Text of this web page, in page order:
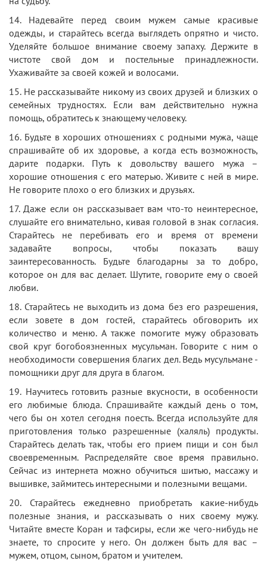
14. Надевайте перед своим мужем самые красивые
одежды, и старайтесь всегда выглядеть опрятно и чисто.
Уделяйте большое внимание своему запаху. Держите в
чистоте свой дом и постельные принадлежности.
Ухаживайте за своей кожей и волосами.
15. Не рассказывайте никому из своих друзей и близких о
семейных трудностях. Если вам действительно нужна
помощь, обратитесь к знающему человеку.
16. Будьте в хороших отношениях с родными мужа, чаще
спрашивайте об их здоровье, а когда есть возможность,
дарите подарки. Путь к довольству вашего мужа –
хорошие отношения с его матерью. Живите с ней в мире.
Не говорите плохо о его близких и друзьях.
17. Даже если он рассказывает вам что-то неинтересное,
слушайте его внимательно, кивая головой в знак согласия.
Старайтесь не перебивать его и время от времени
задавайте вопросы, чтобы показать вашу
заинтересованность. Будьте благодарны за то добро,
которое он для вас делает. Шутите, говорите ему о своей
любви.
18. Старайтесь не выходить из дома без его разрешения,
если зовете в дом гостей, старайтесь обговорить их
количество и меню. А также помогите мужу образовать
свой круг богобоязненных мусульман. Говорите с ним о
необходимости совершения благих дел. Ведь мусульмане -
помощники друг для друга в благом.
19. Научитесь готовить разные вкусности, в особенности
его любимые блюда. Спрашивайте каждый день о том,
чего бы он хотел сегодня поесть. Всегда используйте для
приготовления только разрешенные (халяль) продукты.
Старайтесь делать так, чтобы его прием пищи и сон был
своевременным. Распределяйте свое время правильно.
Сейчас из интернета можно обучиться шитью, массажу и
вышивке, займитесь интересными и полезными вещами.
20. Старайтесь ежедневно приобретать какие-нибудь
полезные знания, и рассказывать о них своему мужу.
Читайте вместе Коран и тафсиры, если же чего-нибудь не
знаете, то спросите у него. Он должен быть для вас –
мужем, отцом, сыном, братом и учителем.